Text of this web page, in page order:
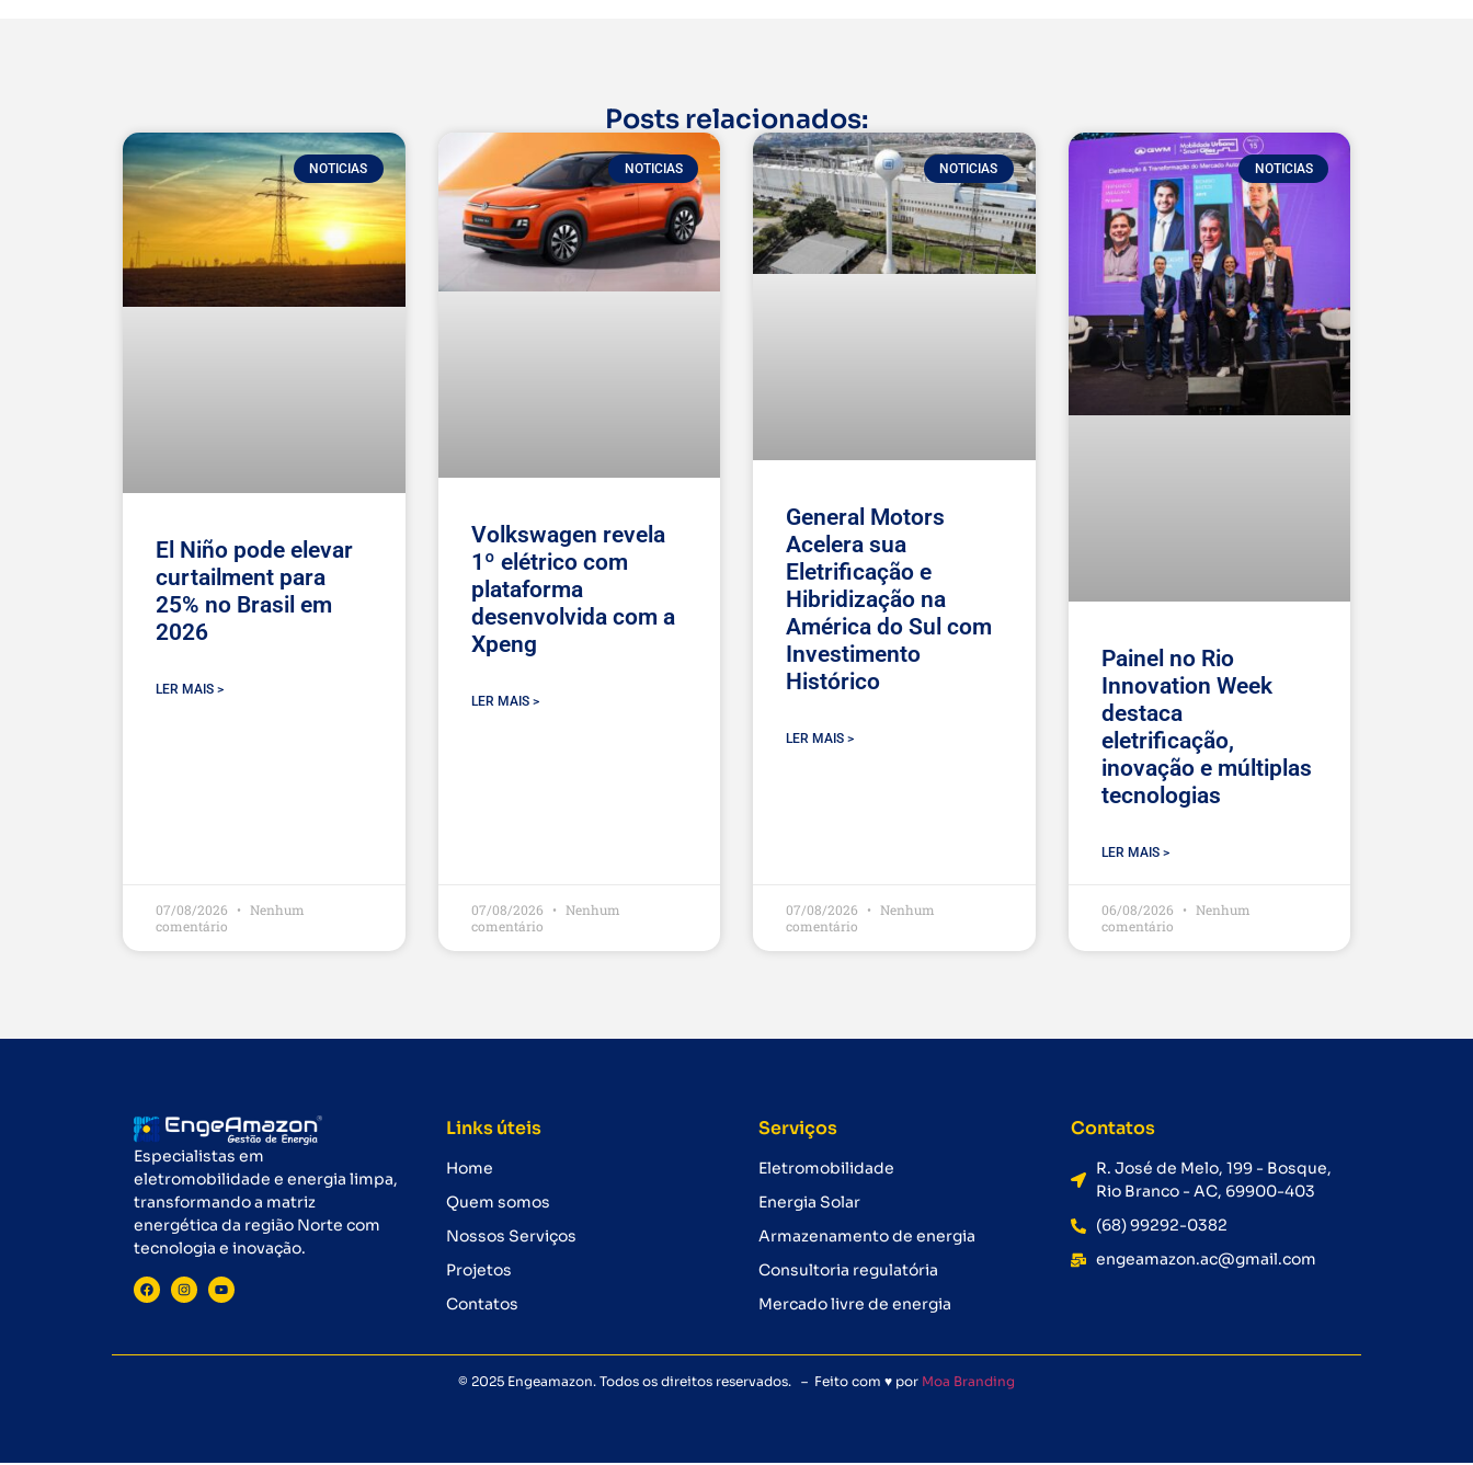
Posts relacionados:
NOTICIAS
El Niño pode elevar
curtailment para
25% no Brasil em
2026
LER MAIS >
07/08/2026
Nenhum
comentário
NOTICIAS
Volkswagen revela
1º elétrico com
plataforma
desenvolvida com a
Xpeng
LER MAIS >
07/08/2026
Nenhum
comentário
NOTICIAS
General Motors
Acelera sua
Eletrificação e
Hibridização na
América do Sul com
Investimento
Histórico
LER MAIS >
07/08/2026
Nenhum
comentário
NOTICIAS
Painel no Rio
Innovation Week
destaca
eletrificação,
inovação e múltiplas
tecnologias
LER MAIS >
06/08/2026
Nenhum
comentário
Especialistas em
eletromobilidade e energia limpa,
transformando a matriz
energética da região Norte com
tecnologia e inovação.
Links úteis
Home
Quem somos
Nossos Serviços
Projetos
Contatos
Serviços
Eletromobilidade
Energia Solar
Armazenamento de energia
Consultoria regulatória
Mercado livre de energia
Contatos
R. José de Melo, 199 - Bosque,
Rio Branco - AC, 69900-403
(68) 99292-0382
engeamazon.ac@gmail.com
© 2025 Engeamazon. Todos os direitos reservados. – Feito com ♥ por Moa Branding